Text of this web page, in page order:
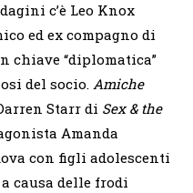
c’è Leo Knox
ed ex compagno di
chiave “diplomatica”
del socio. Amiche
Starr di Sex & the
Amanda
con figli adolescenti
causa delle frodi